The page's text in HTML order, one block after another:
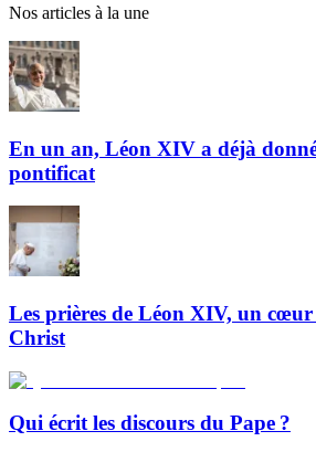
Nos articles à la une
En un an, Léon XIV a déjà
pontificat
Les prières de Léon XIV, un
Christ
Qui écrit les discours du Pape ?